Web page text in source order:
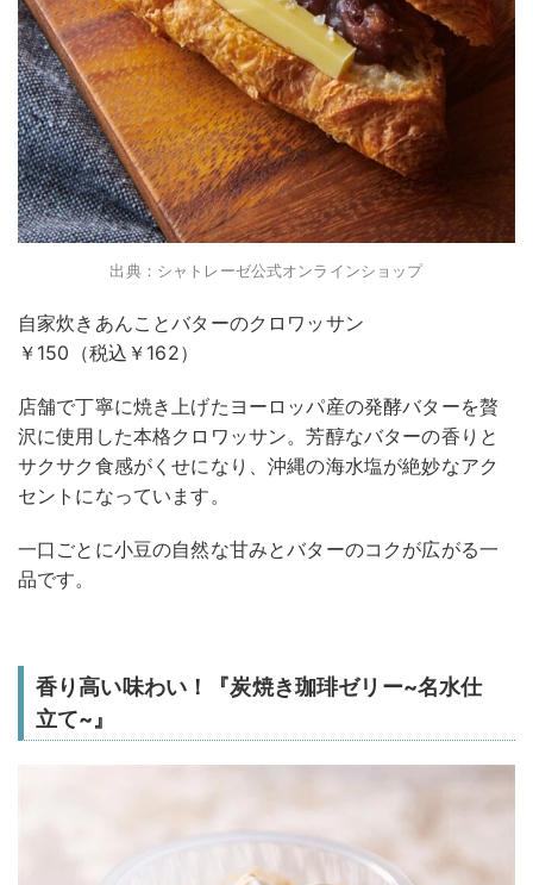
出典：シャトレーゼ公式オンラインショップ
自家炊きあんことバターのクロワッサン
￥150（税込￥162）
店舗で丁寧に焼き上げたヨーロッパ産の発酵バターを贅
沢に使用した本格クロワッサン。芳醇なバターの香りと
サクサク食感がくせになり、沖縄の海水塩が絶妙なアク
セントになっています。
一口ごとに小豆の自然な甘みとバターのコクが広がる一
品です。
香り高い味わい！『炭焼き珈琲ゼリー~名水仕
立て~』